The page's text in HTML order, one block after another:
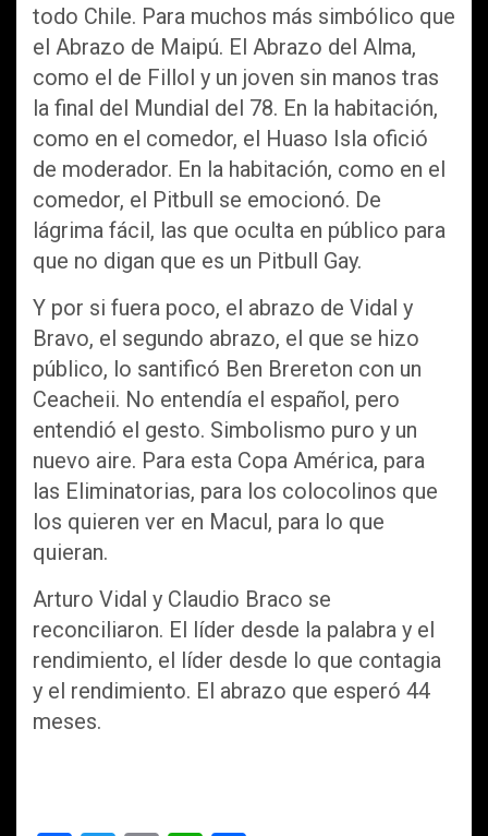
todo Chile. Para muchos más simbólico que
el Abrazo de Maipú. El Abrazo del Alma,
como el de Fillol y un joven sin manos tras
la final del Mundial del 78. En la habitación,
como en el comedor, el Huaso Isla ofició
de moderador. En la habitación, como en el
comedor, el Pitbull se emocionó. De
lágrima fácil, las que oculta en público para
que no digan que es un Pitbull Gay.
Y por si fuera poco, el abrazo de Vidal y
Bravo, el segundo abrazo, el que se hizo
público, lo santificó Ben Brereton con un
Ceacheii. No entendía el español, pero
entendió el gesto. Simbolismo puro y un
nuevo aire. Para esta Copa América, para
las Eliminatorias, para los colocolinos que
los quieren ver en Macul, para lo que
quieran.
Arturo Vidal y Claudio Braco se
reconciliaron. El líder desde la palabra y el
rendimiento, el líder desde lo que contagia
y el rendimiento. El abrazo que esperó 44
meses.